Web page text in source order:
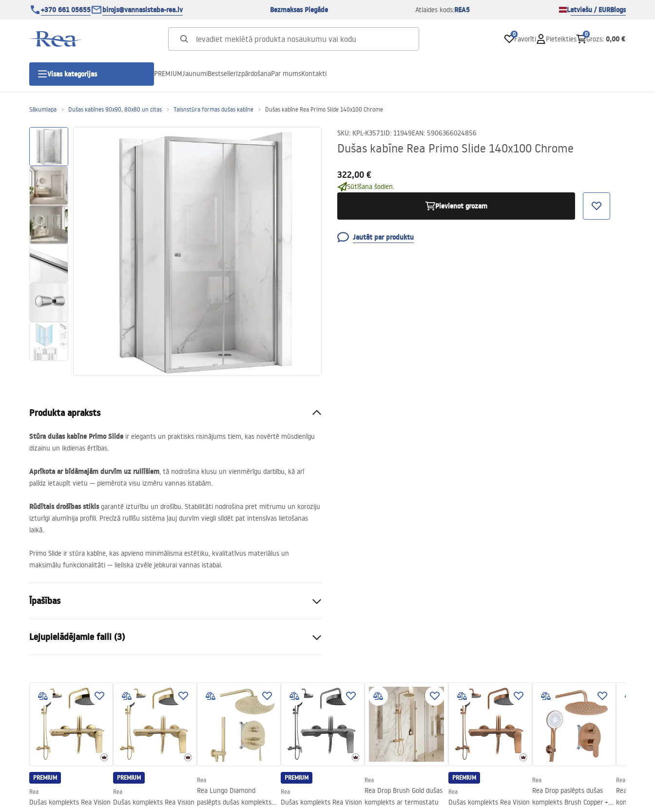
+370 661 05655 birojs@vannasistaba-rea.lv Bezmaksas Piegāde Atlaides kods:REA5 Latviešu / EURBlogs
0
Favorīti Pieteikties
0
Grozs: 0,00 €
Visas kategorijas
Dušas durvis
Vannas istabas dušas paliktņi
Lineāras dušas notekas
Tualetes
Izlietnes
Vannas un ekrāni
Vannas istabas dušas
PREMIUMJaunumiBestsellerIzpārdošanaPar mumsKontakti
Sākumlapa Dušas kabīnes 90x90, 80x80 un citas Taisnstūra formas dušas kabīne Dušas kabīne Rea Primo Slide 140x100 Chrome
SKU: KPL-K3571ID: 11949EAN: 5906366024856
Dušas kabīne Rea Primo Slide 140x100 Chrome
322,00 €
Sūtīšana šodien.
Pievienot grozam
Jautāt par produktu
Produkta apraksts
Stūra dušas kabīne Primo Slide ir elegants un praktisks risinājums tiem, kas novērtē mūsdienīgu
dizainu un ikdienas ērtības.
Aprīkota ar bīdāmajām durvīm uz rullīšiem, tā nodrošina klusu un vienmērīgu darbību, kā arī
palīdz ietaupīt vietu — piemērota visu izmēru vannas istabām.
Rūdītais drošības stiklsgarantē izturību un drošību. Stabilitāti nodrošina pret mitrumu un koroziju
izturīgi alumīnija profili. Precīzā rullīšu sistēma ļauj durvīm viegli slīdēt pat intensīvas lietošanas
laikā.
Primo Slide ir stūra kabīne, kas apvieno minimālisma estētiku, kvalitatīvus materiālus un
maksimālu funkcionalitāti — lieliska izvēle jebkurai vannas istabai.
Īpašības
Krāsa
Kabīnes tips
Stūris
Atvēršanas metode
Seria
Uz dušas paliktņa vai uz grīdas
Augstums (mm)
1900
Dušas kabīnes virziens
Pa kreisi vai pa labi
Garantija
24 mēneši
Easy Clean pārklājums
Lejupielādējamie faili (3)
WARUNKI BEZPIECZENSTWA
KABINY DRZWI PARAWANY.pdf
Tehniskais rasējums
PRIMO SLIDE WITH SIDE PANEL.pdf
PREMIUM
Rea
Dušas komplekts Rea Vision
PREMIUM
Rea
Dušas komplekts Rea Vision
Rea
Rea Lungo Diamond
paslēpts dušas komplekts
PREMIUM
Rea
Dušas komplekts Rea Vision
Rea
Rea Drop Brush Gold dušas
komplekts ar termostatu
PREMIUM
Rea
Dušas komplekts Rea Vision
Rea
Rea Drop paslēpts dušas
komplekts Brush Copper +
Rea
Rea Drop
komplekts